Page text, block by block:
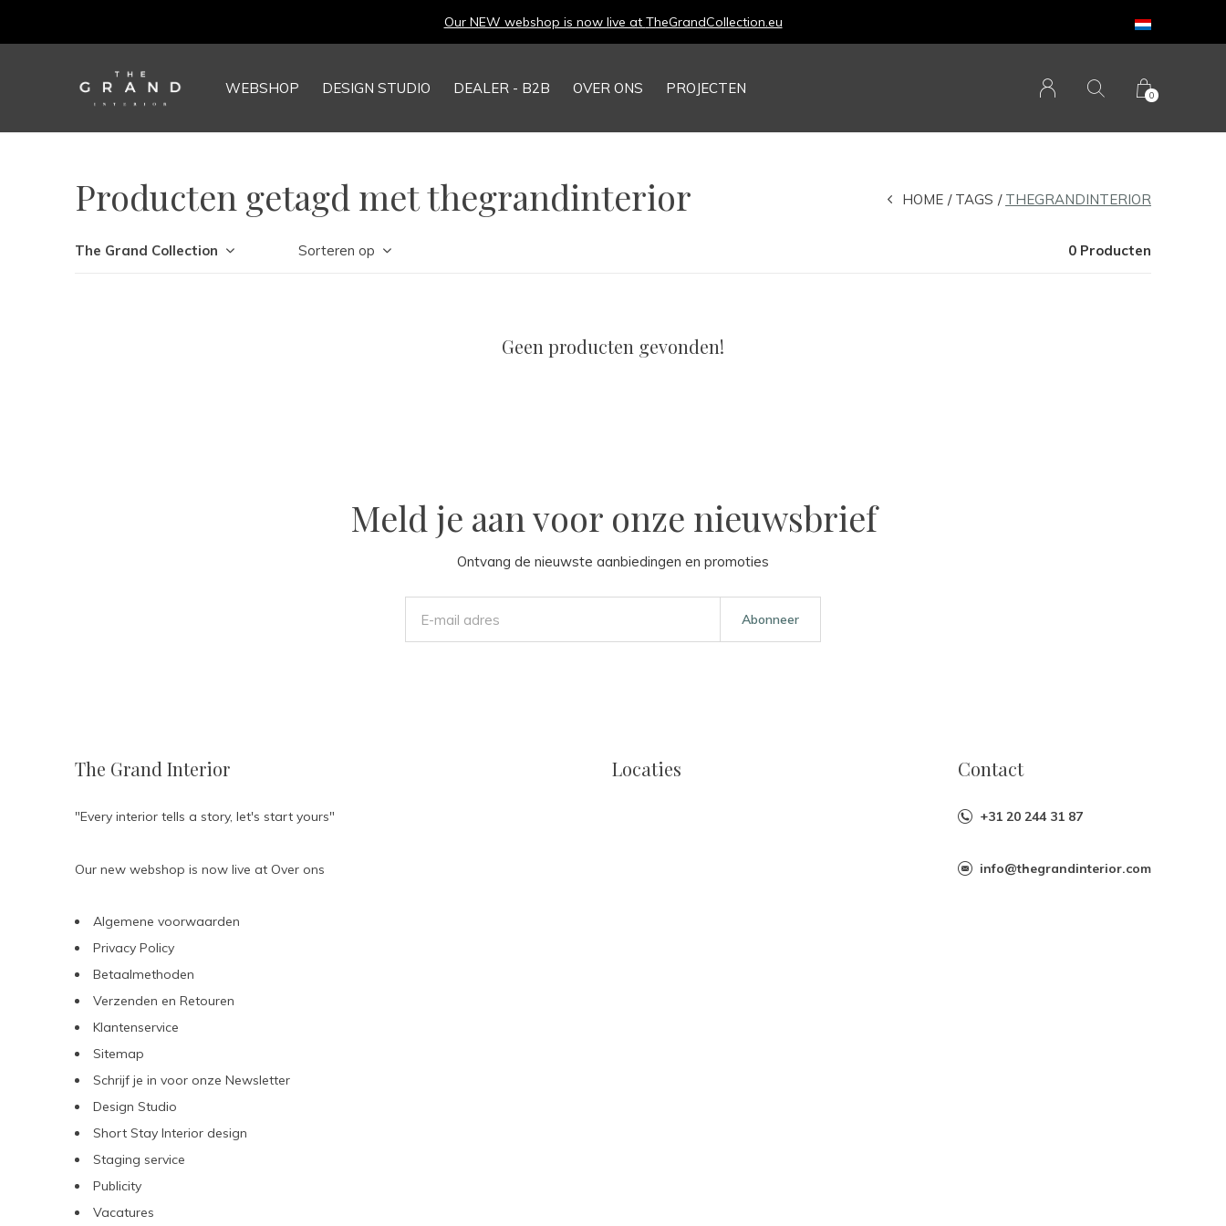
WEBSHOP DESIGN STUDIO DEALER - B2B OVER ONS PROJECTEN 0
Our NEW webshop is now live at TheGrandCollection.eu
Producten getagd met thegrandinterior HOME TAGS THEGRANDINTERIOR
The Grand Collection Sorteren op 0 Producten
Geen producten gevonden!
Meld je aan voor onze nieuwsbrief
Ontvang de nieuwste aanbiedingen en promoties
Abonneer
The Grand Interior
"Every interior tells a story, let's start yours"
Our new webshop is now live at Over ons
Algemene voorwaarden
Privacy Policy
Betaalmethoden
Verzenden en Retouren
Klantenservice
Sitemap
Schrijf je in voor onze Newsletter
Design Studio
Short Stay Interior design
Staging service
Publicity
Vacatures
Locaties Contact
+31 20 244 31 87
info@thegrandinterior.com